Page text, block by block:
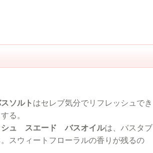
ソルト はセレブ気分でリフレッシュでき
る。
シュ スエード バスオイルは、バスタブ
スウィートフローラルの香りが残るの